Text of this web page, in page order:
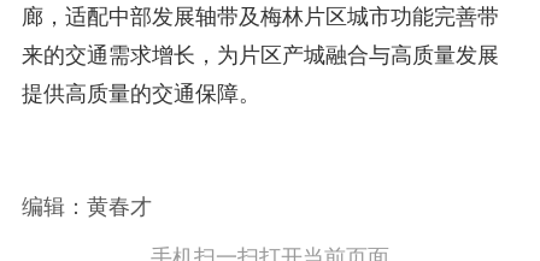
廊，适配中部发展轴带及梅林片区城市功能完善带
来的交通需求增长，为片区产城融合与高质量发展
提供高质量的交通保障。
编辑：黄春才